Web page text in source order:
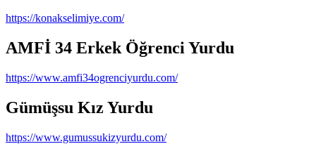
https://konakselimiye.com/
AMFİ 34 Erkek Öğrenci Yurdu
https://www.amfi34ogrenciyurdu.com/
Gümüşsu Kız Yurdu
https://www.gumussukizyurdu.com/